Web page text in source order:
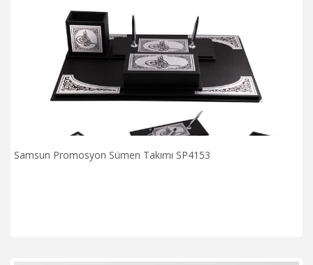
Samsun Promosyon Sümen Takımı SP4153